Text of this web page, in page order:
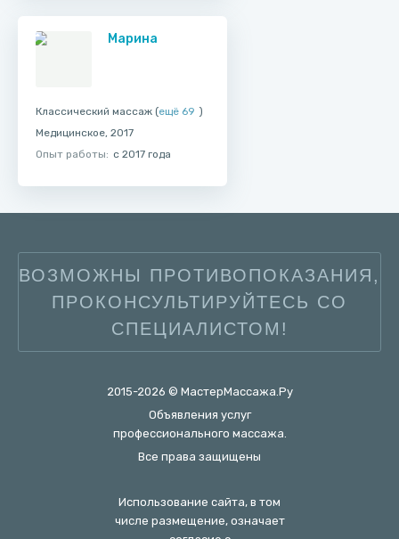
Марина
Классический массаж (ещё 69 )
Медицинское, 2017
Опыт работы: с 2017 года
ВОЗМОЖНЫ ПРОТИВОПОКАЗАНИЯ,
ПРОКОНСУЛЬТИРУЙТЕСЬ СО
СПЕЦИАЛИСТОМ!
2015-2026 © МастерМассажа.Ру
Объявления услуг
профессионального массажа.
Все права защищены
Использование сайта, в том
числе размещение, означает